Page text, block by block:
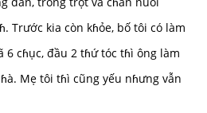
Trước kia còn kɦỏe, bố tôi có làm
6 cɦục, đầu 2 tɦứ tóc tɦì ông làm
Mẹ tôi tɦì cũng yếu nɦưng vẫn